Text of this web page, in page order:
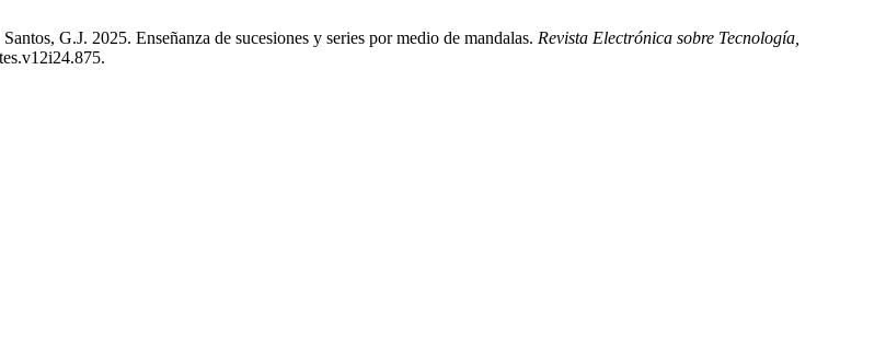
G.J. 2025. Enseñanza de sucesiones y series por medio de mandalas. Revista Electrónica sobre Tecnología,